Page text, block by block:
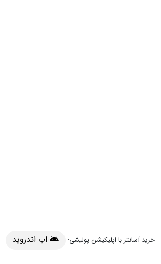
خرید آسانتر با اپلیکیشن پولیشی: اپ اندروید